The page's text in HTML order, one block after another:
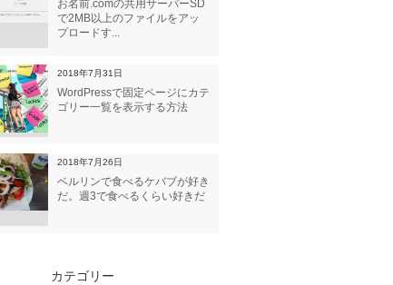
お名前.comの共用サーバーSD
で2MB以上のファイルをアッ
プロードす...
2018年7月31日
WordPressで固定ページにカテ
ゴリー一覧を表示する方法
2018年7月26日
ベルリンで食べるケバブが好き
だ。週3で食べるくらい好きだ
カテゴリー